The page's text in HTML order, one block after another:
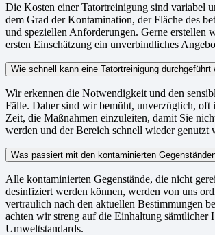
Die Kosten einer Tatortreinigung sind variabel
dem Grad der Kontamination, der Fläche des
und speziellen Anforderungen. Gerne erstellen
ersten Einschätzung ein unverbindliches
Wie schnell kann eine Tatortreinigung durchgeführt
Wir erkennen die Notwendigkeit und den
Fälle. Daher sind wir bemüht, unverzüglich, oft
Zeit, die Maßnahmen einzuleiten, damit Sie
werden und der Bereich schnell wieder genutzt
Was passiert mit den kontaminierten
Alle kontaminierten Gegenstände, die nicht
desinfiziert werden können, werden von uns
vertraulich nach den aktuellen Bestimmungen
achten wir streng auf die Einhaltung sämtlicher
Umweltstandards.